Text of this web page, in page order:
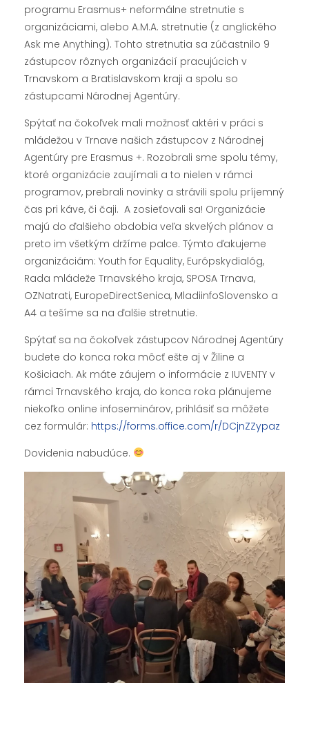
programu Erasmus+ neformálne stretnutie s
organizáciami, alebo A.M.A. stretnutie (z anglického
Ask me Anything). Tohto stretnutia sa zúčastnilo 9
zástupcov rôznych organizácií pracujúcich v
Trnavskom a Bratislavskom kraji a spolu so
zástupcami Národnej Agentúry.
Spýtať na čokoľvek mali možnosť aktéri v práci s
mládežou v Trnave našich zástupcov z Národnej
Agentúry pre Erasmus +. Rozobrali sme spolu témy,
ktoré organizácie zaujímali a to nielen v rámci
programov, prebrali novinky a strávili spolu príjemný
čas pri káve, či čaji. A zosieťovali sa! Organizácie
majú do ďalšieho obdobia veľa skvelých plánov a
preto im všetkým držíme palce. Týmto ďakujeme
organizáciám: Youth for Equality, Európskydialóg,
Rada mládeže Trnavského kraja, SPOSA Trnava,
OZNatrati, EuropeDirectSenica, MladiinfoSlovensko a
A4 a tešíme sa na ďalšie stretnutie.
Spýtať sa na čokoľvek zástupcov Národnej Agentúry
budete do konca roka môcť ešte aj v Žiline a
Košiciach. Ak máte záujem o informácie z IUVENTY v
rámci Trnavského kraja, do konca roka plánujeme
niekoľko online infoseminárov, prihlásiť sa môžete
cez formulár: https://forms.office.com/r/DCjnZZypaz
Dovidenia nabudúce.